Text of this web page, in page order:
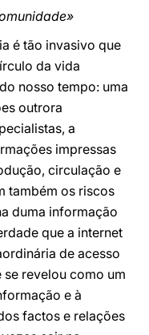
é tão invasivo que
da vida
nosso tempo: uma
outrora
a
impressas
circulação e
também os riscos
duma informação
que a internet
de acesso
se revelou como um
e à
factos e relações